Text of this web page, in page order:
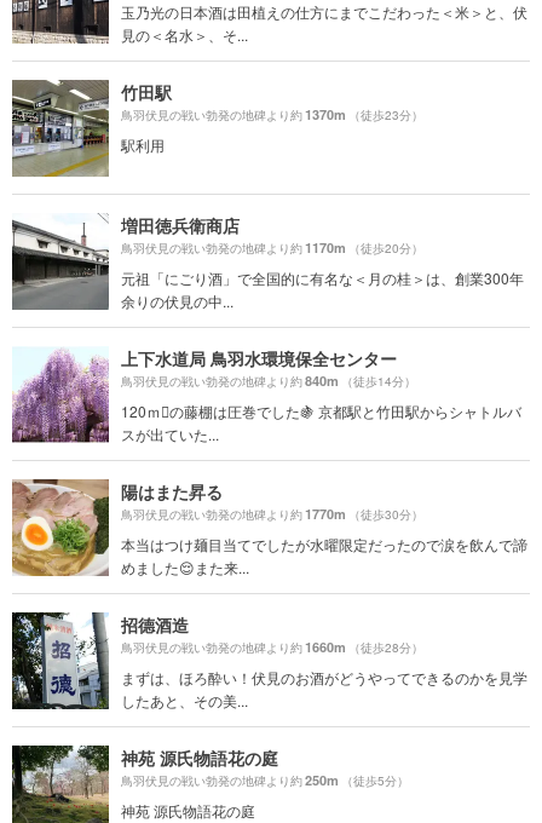
玉乃光の日本酒は田植えの仕方にまでこだわった＜米＞と、伏
見の＜名水＞、そ...
竹田駅
鳥羽伏見の戦い勃発の地碑より約1370m （徒歩23分）
駅利用
増田徳兵衛商店
鳥羽伏見の戦い勃発の地碑より約1170m （徒歩20分）
元祖「にごり酒」で全国的に有名な＜月の桂＞は、創業300年
余りの伏見の中...
上下水道局 鳥羽水環境保全センター
鳥羽伏見の戦い勃発の地碑より約840m （徒歩14分）
120ｍの藤棚は圧巻でした🍇 京都駅と竹田駅からシャトルバ
スが出ていた...
陽はまた昇る
鳥羽伏見の戦い勃発の地碑より約1770m （徒歩30分）
本当はつけ麺目当てでしたが水曜限定だったので涙を飲んで諦
めました😌また来...
招德酒造
鳥羽伏見の戦い勃発の地碑より約1660m （徒歩28分）
まずは、ほろ酔い！伏見のお酒がどうやってできるのかを見学
したあと、その美...
神苑 源氏物語花の庭
鳥羽伏見の戦い勃発の地碑より約250m （徒歩5分）
神苑 源氏物語花の庭